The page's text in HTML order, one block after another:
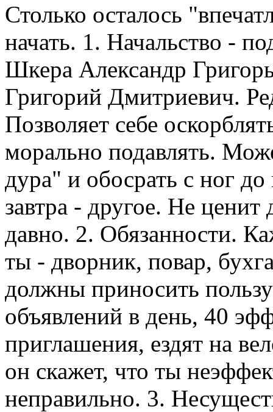
Столько осталось
начать. 1. Начальство -
Шкера Александр
Григорий Дмитриевич.
Позволяет себе
морально подавлять.
дура" и обосрать с ног
завтра - другое. Не ценит
давно. 2. Обязанности.
ты - дворник, повар,
должны приносить
объявлений в день, 40
приглашения, ездят на
он скажет, что ты
неправильно. 3.